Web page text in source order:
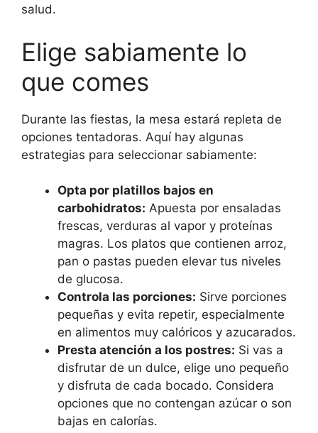
salud.
Elige sabiamente lo
que comes
Durante las fiestas, la mesa estará repleta de
opciones tentadoras. Aquí hay algunas
estrategias para seleccionar sabiamente:
Opta por platillos bajos en
carbohidratos: Apuesta por ensaladas
frescas, verduras al vapor y proteínas
magras. Los platos que contienen arroz,
pan o pastas pueden elevar tus niveles
de glucosa.
Controla las porciones: Sirve porciones
pequeñas y evita repetir, especialmente
en alimentos muy calóricos y azucarados.
Presta atención a los postres: Si vas a
disfrutar de un dulce, elige uno pequeño
y disfruta de cada bocado. Considera
opciones que no contengan azúcar o son
bajas en calorías.